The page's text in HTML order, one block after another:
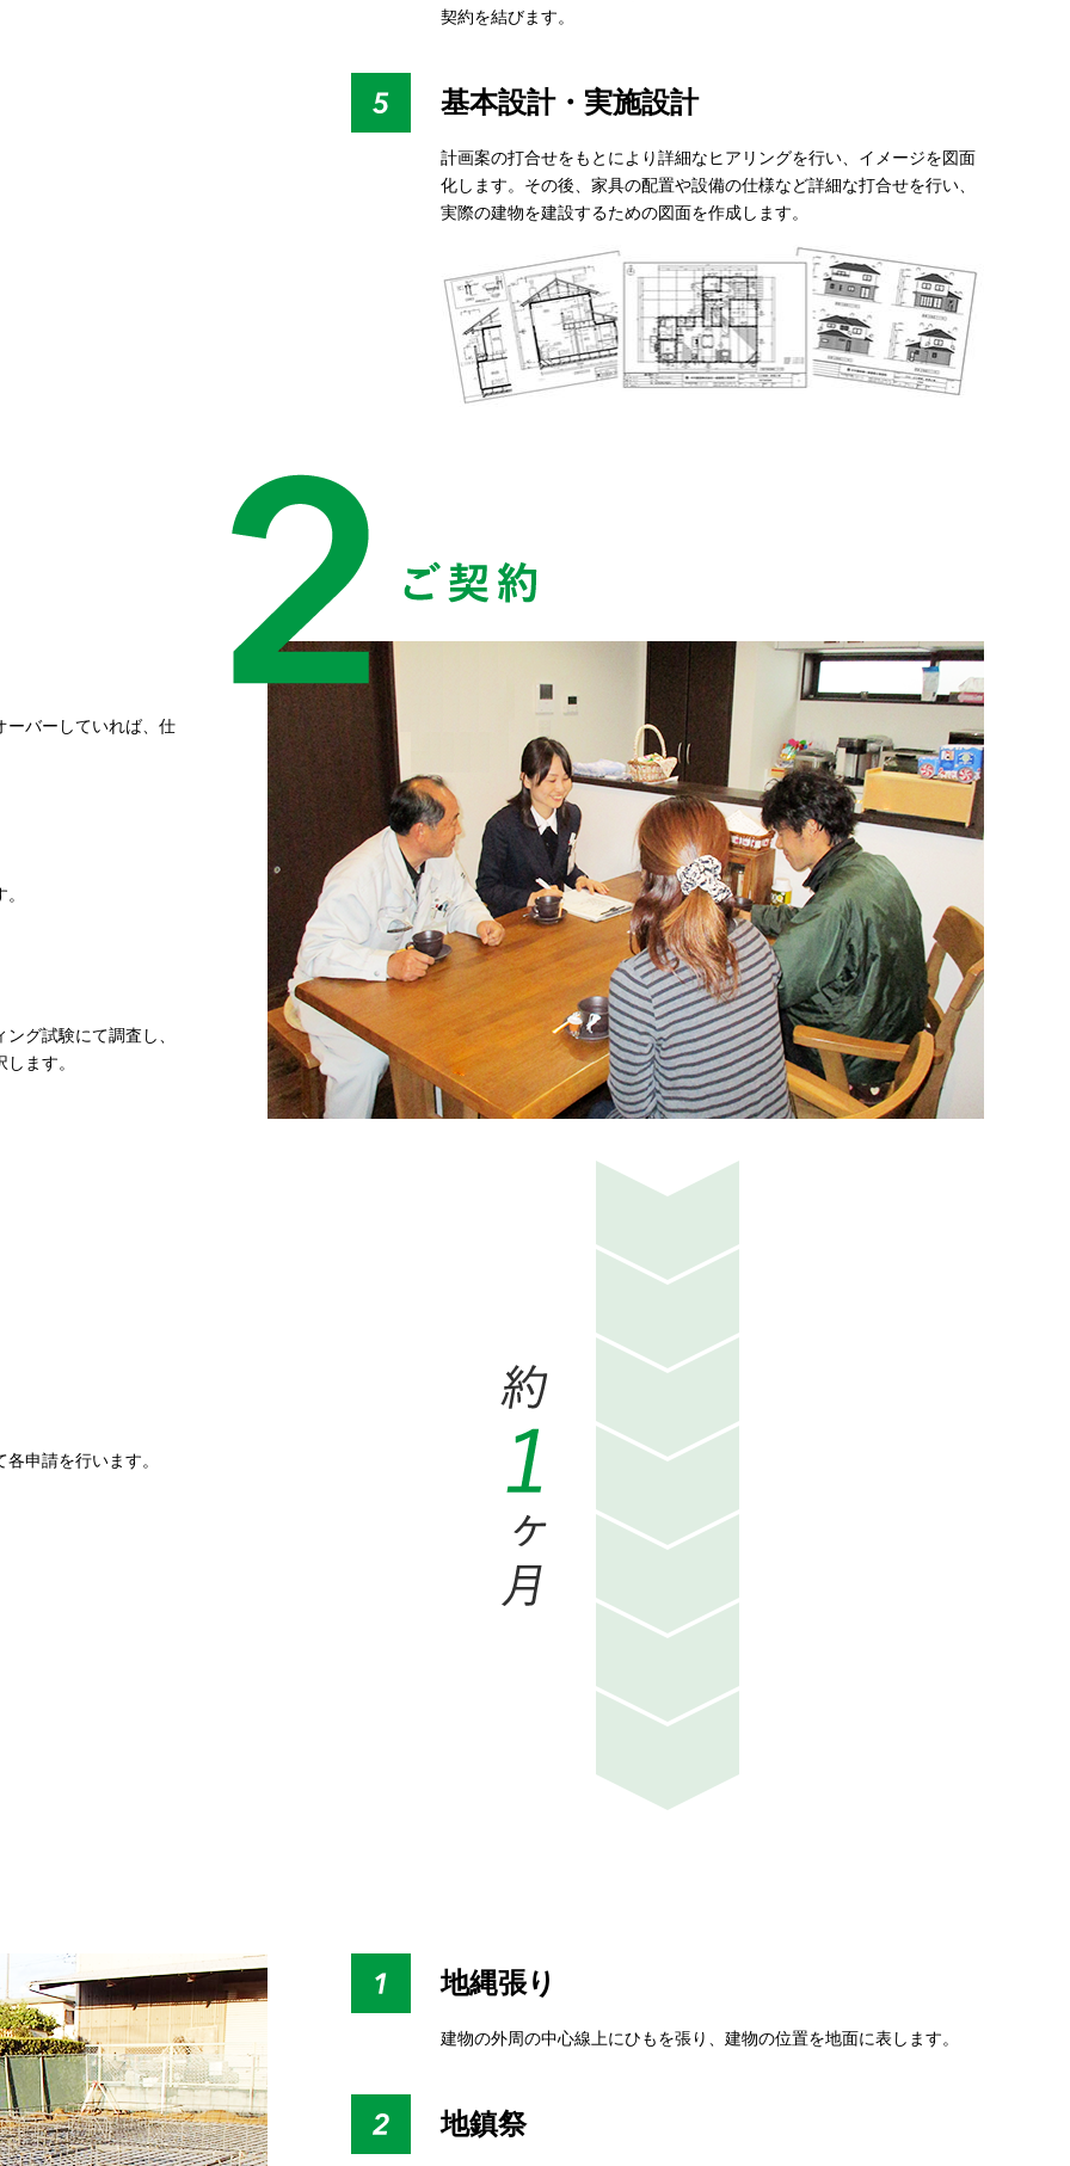
契約を結びます。
基本設計・実施設計
計画案の打合せをもとにより詳細なヒアリングを行い、イメージを図面
化します。その後、家具の配置や設備の仕様など詳細な打合せを行い、
実際の建物を建設するための図面を作成します。
ーバーしていれば、仕
グ試験にて調査し、
ます。
申請を行います。
地縄張り
建物の外周の中心線上にひもを張り、建物の位置を地面に表します。
地鎮祭